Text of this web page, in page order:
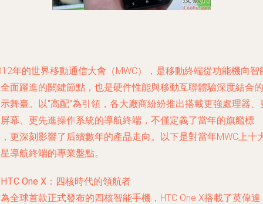
年的世界移動通信大會（MWC），是移動終端從功能機向智
面躍進的關鍵節點，也是硬件性能與移動互聯體驗深度結合的
舞臺。以"高配"為引領，各大廠商紛紛推出搭載更強處理器、
幕、更先進操作系統的導航終端，不僅定義了當年的旗艦標
更深刻影響了后續數年的產品走向。以下是對當年MWC上十
導航終端的專業盤點。
HTC One X ：四核時代的領航者
全球首款正式發布的四核智能手機，HTC One X搭載了英偉達